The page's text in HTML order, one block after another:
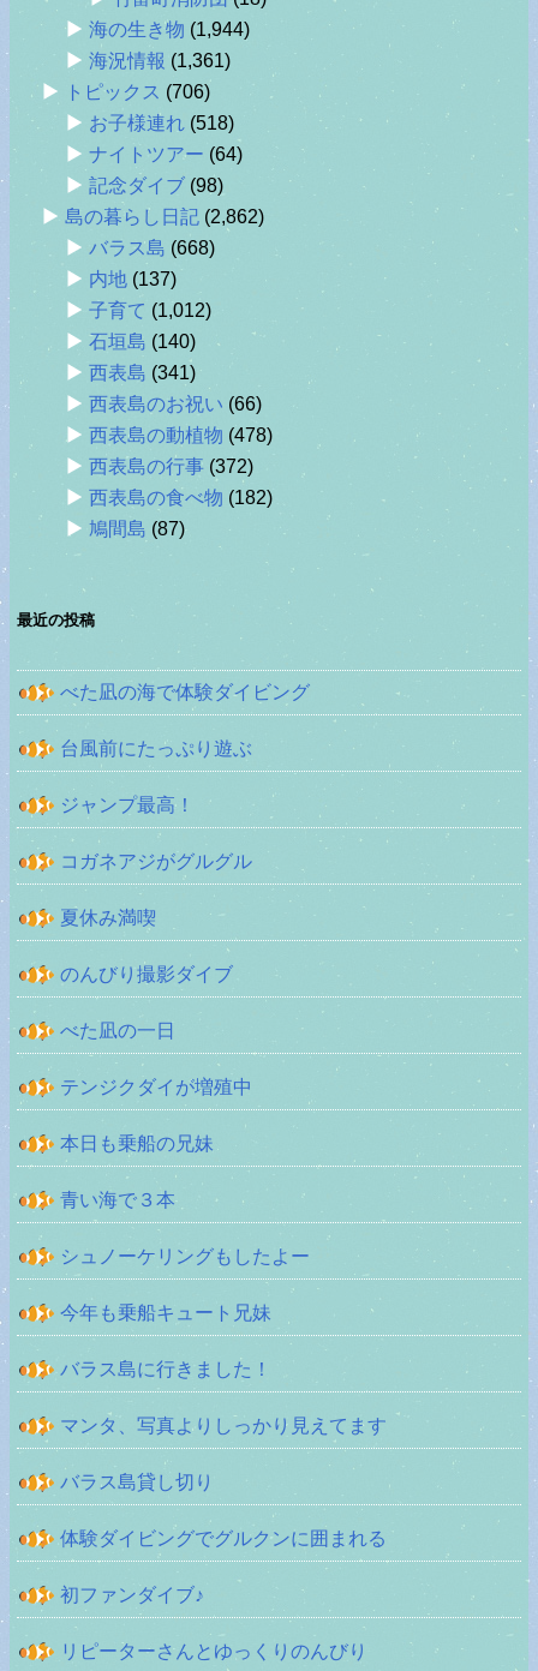
海の生き物 (1,944)
海況情報 (1,361)
トピックス (706)
お子様連れ (518)
ナイトツアー (64)
記念ダイブ (98)
島の暮らし日記 (2,862)
バラス島 (668)
内地 (137)
子育て (1,012)
石垣島 (140)
西表島 (341)
西表島のお祝い (66)
西表島の動植物 (478)
西表島の行事 (372)
西表島の食べ物 (182)
鳩間島 (87)
最近の投稿
べた凪の海で体験ダイビング
台風前にたっぷり遊ぶ
ジャンプ最高！
コガネアジがグルグル
夏休み満喫
のんびり撮影ダイブ
べた凪の一日
テンジクダイが増殖中
本日も乗船の兄妹
青い海で３本
シュノーケリングもしたよー
今年も乗船キュート兄妹
バラス島に行きました！
マンタ、写真よりしっかり見えてます
バラス島貸し切り
体験ダイビングでグルクンに囲まれる
初ファンダイブ♪
リピーターさんとゆっくりのんびり